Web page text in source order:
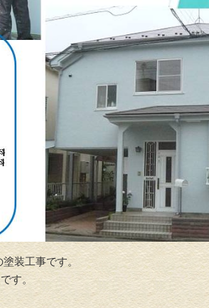
装工事です。
す。
介護リフォーム・バリアフリ
ーリフォーム